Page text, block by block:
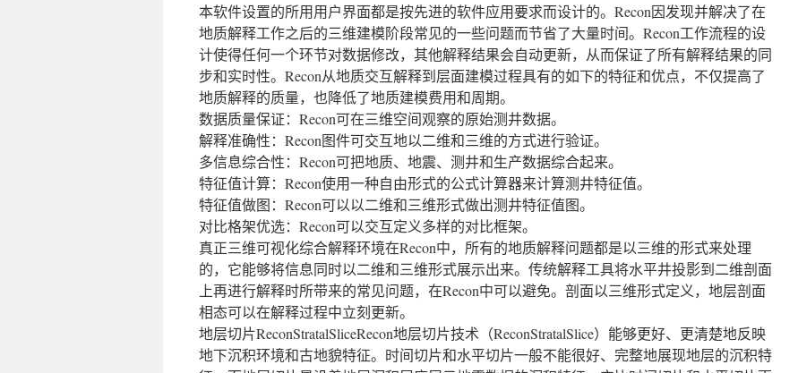
本软件设置的所用用户界面都是按先进的软件应用要求而设计的。Recon因发现并解决了在
地质解释工作之后的三维建模阶段常见的一些问题而节省了大量时间。Recon工作流程的设
计使得任何一个环节对数据修改，其他解释结果会自动更新，从而保证了所有解释结果的同
步和实时性。Recon从地质交互解释到层面建模过程具有的如下的特征和优点，不仅提高了
地质解释的质量，也降低了地质建模费用和周期。
数据质量保证：Recon可在三维空间观察的原始测井数据。
解释准确性：Recon图件可交互地以二维和三维的方式进行验证。
多信息综合性：Recon可把地质、地震、测井和生产数据综合起来。
特征值计算：Recon使用一种自由形式的公式计算器来计算测井特征值。
特征值做图：Recon可以以二维和三维形式做出测井特征值图。
对比格架优选：Recon可以交互定义多样的对比框架。
真正三维可视化综合解释环境在Recon中，所有的地质解释问题都是以三维的形式来处理
的，它能够将信息同时以二维和三维形式展示出来。传统解释工具将水平井投影到二维剖面
上再进行解释时所带来的常见问题，在Recon中可以避免。剖面以三维形式定义，地层剖面
相态可以在解释过程中立刻更新。
地层切片ReconStratalSliceRecon地层切片技术（ReconStratalSlice）能够更好、更清楚地反映
地下沉积环境和古地貌特征。时间切片和水平切片一般不能很好、完整地展现地层的沉积特